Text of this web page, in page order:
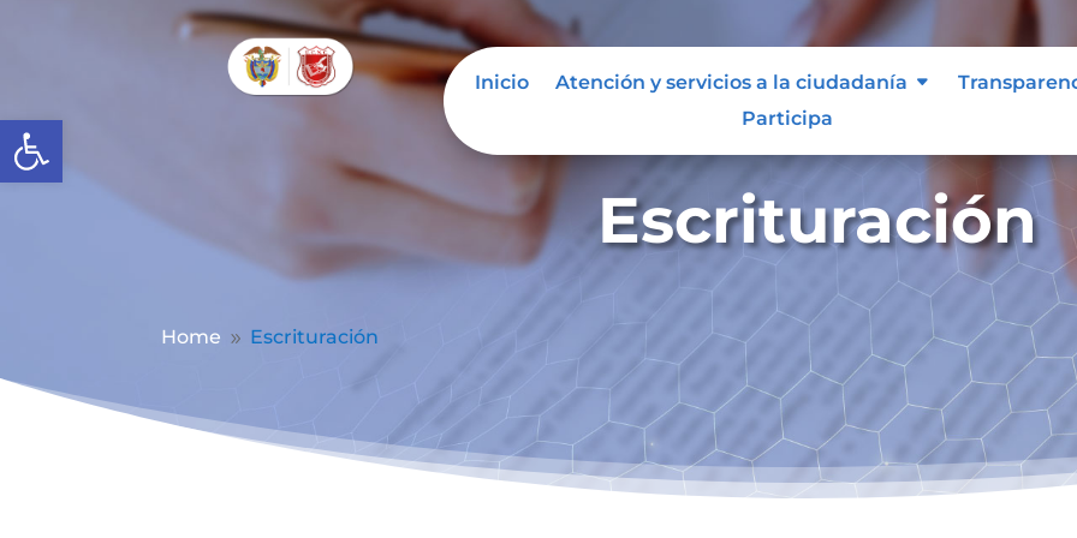
Abrir barra de herramientas
Inicio Atención y servicios a la ciudadanía
Participa
Escrituración
Home 9 Escrituración